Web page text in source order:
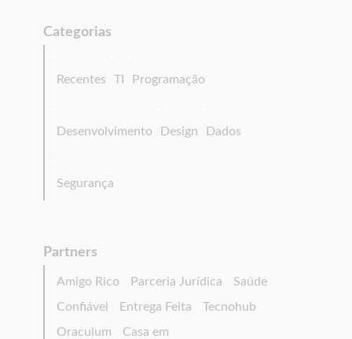
Categorias
Recentes TI Programação
Desenvolvimento Design Dados
Segurança
Partners
Amigo Rico Parceria Jurídica
Saúde
Confiável
Entrega Feita
Tecnohub
Oraculum
Casa em